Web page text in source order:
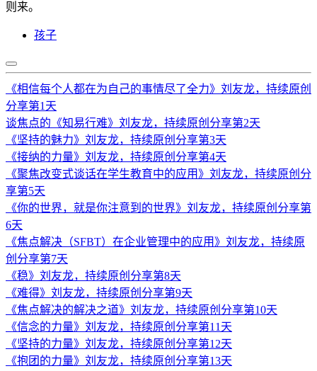
则来。
孩子
《相信每个人都在为自己的事情尽了全力》刘友龙，持续原创
分享第1天
谈焦点的《知易行难》刘友龙，持续原创分享第2天
《坚持的魅力》刘友龙，持续原创分享第3天
《接纳的力量》刘友龙，持续原创分享第4天
《聚焦改变式谈话在学生教育中的应用》刘友龙，持续原创分
享第5天
《你的世界，就是你注意到的世界》刘友龙，持续原创分享第
6天
《焦点解决（SFBT）在企业管理中的应用》刘友龙，持续原
创分享第7天
《稳》刘友龙，持续原创分享第8天
《难得》刘友龙，持续原创分享第9天
《焦点解决的解决之道》刘友龙，持续原创分享第10天
《信念的力量》刘友龙，持续原创分享第11天
《坚持的力量》刘友龙，持续原创分享第12天
《抱团的力量》刘友龙，持续原创分享第13天